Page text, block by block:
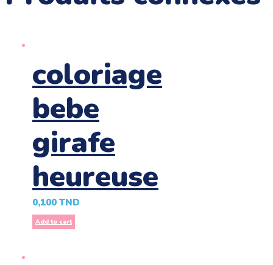
coloriage
bebe
girafe
heureuse
0,100 TND
Add to cart